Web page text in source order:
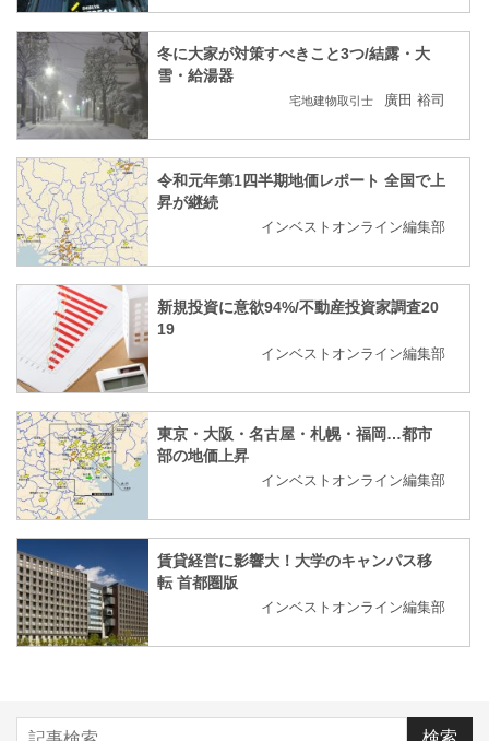
冬に大家が対策すべきこと3つ/結露・大
雪・給湯器
宅地建物取引士 廣田 裕司
令和元年第1四半期地価レポート 全国で上
昇が継続
インベストオンライン編集部
新規投資に意欲94%/不動産投資家調査20
19
インベストオンライン編集部
東京・大阪・名古屋・札幌・福岡…都市
部の地価上昇
インベストオンライン編集部
賃貸経営に影響大！大学のキャンパス移
転 首都圏版
インベストオンライン編集部